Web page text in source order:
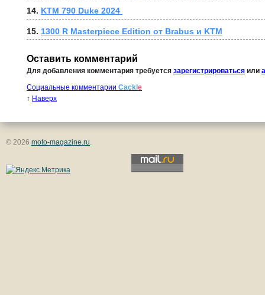
14. KTM 790 Duke 2024
15. 1300 R Masterpiece Edition от Brabus и KTM
Оставить комментарий
Для добавления комментария требуется зарегистрироваться или
Социальные комментарии Cackl e
↑ Наверх
© 2026 moto-magazine.ru.